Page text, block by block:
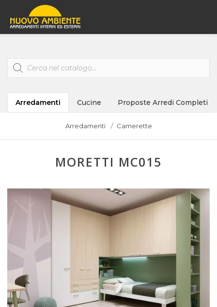
Products
search
Arredamenti Cucine Proposte Arredi Completi
Arredamenti Camerette
MORETTI MC015